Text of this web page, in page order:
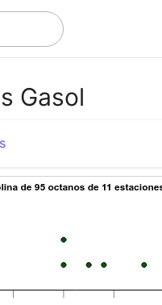
Gasol